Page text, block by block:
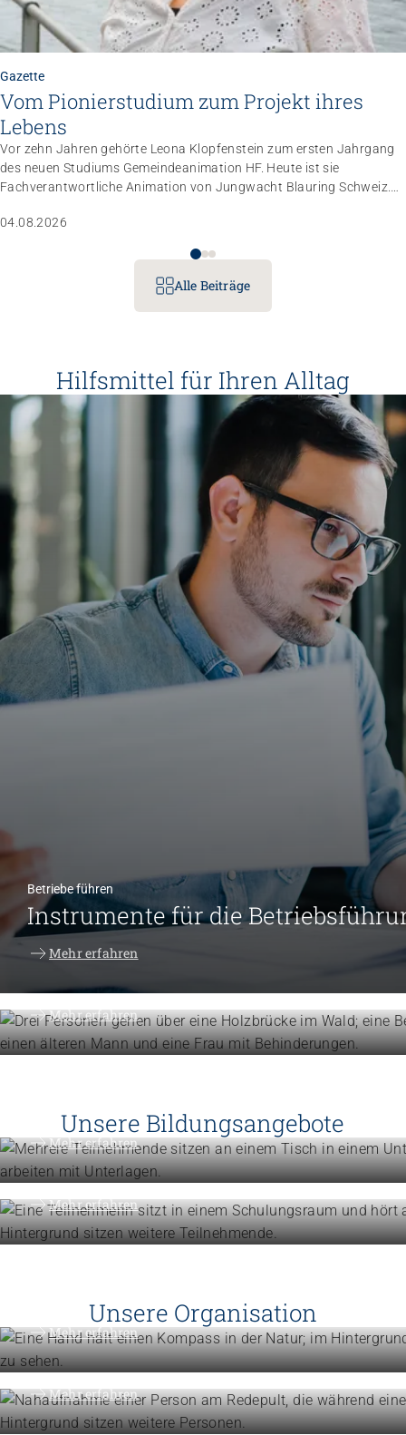
Gazette
Vom Pionierstudium zum Projekt ihres
Lebens
Vor zehn Jahren gehörte Leona Klopfenstein zum ersten Jahrgang
des neuen Studiums Gemeindeanimation HF. Heute ist sie
Fachverantwortliche Animation von Jungwacht Blauring Schweiz.
gemanagt hat, wartet nun ihr persönliches Grossprojekt.
04.08.2026
Alle Beiträge
Hilfsmittel für Ihren Alltag
Betriebe führen
Instrumente für die
Mehr erfahren
Menschen unterstützen
Mehr erfahren
Unsere Bildungsangebote
Höhere Fachschulen
Mehr erfahren
Weiterbildung
Erweitern Sie Ihre Kompetenzen
Mehr erfahren
Unsere Organisation
Mehr erfahren
Engagement
Politik und Positionen
Mehr erfahren
Organisation
Die Föderation im Überblick